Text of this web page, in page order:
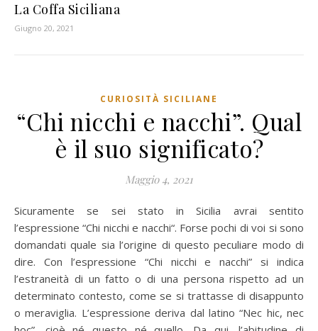
La Coffa Siciliana
Giugno 20, 2021
CURIOSITÀ SICILIANE
“Chi nicchi e nacchi”. Qual
è il suo significato?
Maggio 4, 2021
Sicuramente se sei stato in Sicilia avrai sentito
l’espressione “Chi nicchi e nacchi“. Forse pochi di voi si sono
domandati quale sia l’origine di questo peculiare modo di
dire. Con l’espressione “Chi nicchi e nacchi” si indica
l’estraneità di un fatto o di una persona rispetto ad un
determinato contesto, come se si trattasse di disappunto
o meraviglia. L’espressione deriva dal latino “Nec hic, nec